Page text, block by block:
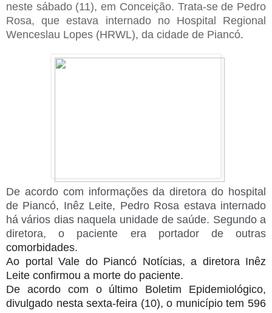
neste sábado (11), em Conceição. Trata-se de Pedro
Rosa, que estava internado no Hospital Regional
Wenceslau Lopes (HRWL), da cidade de Piancó.
De acordo com informações da diretora do hospital
de Piancó, Inêz Leite, Pedro Rosa estava internado
há vários dias naquela unidade de saúde. Segundo a
diretora, o paciente era portador de outras
comorbidades.
Ao portal Vale do Piancó Notícias, a diretora Inêz
Leite confirmou a morte do paciente.
De acordo com o último Boletim Epidemiológico,
divulgado nesta sexta-feira (10), o município tem 596